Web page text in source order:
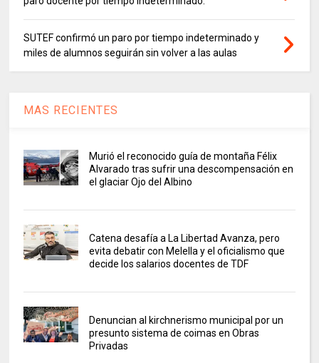
SUTEF confirmó un paro por tiempo indeterminado y
miles de alumnos seguirán sin volver a las aulas
MAS RECIENTES
Murió el reconocido guía de montaña Félix
Alvarado tras sufrir una descompensación en
el glaciar Ojo del Albino
Catena desafía a La Libertad Avanza, pero
evita debatir con Melella y el oficialismo que
decide los salarios docentes de TDF
Denuncian al kirchnerismo municipal por un
presunto sistema de coimas en Obras
Privadas